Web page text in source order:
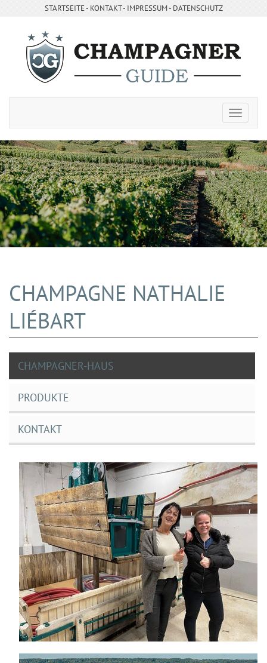
STARTSEITE- ­ KONTAKT- ­ IMPRESSUM- DATENSCHUTZ
CHAMPAGNE NATHALIE
LIÉBART
CHAMPAGNER-HAUS
PRODUKTE
KONTAKT